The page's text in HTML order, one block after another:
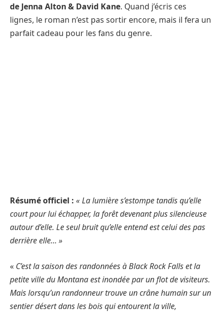
de Jenna Alton & David Kane. Quand j’écris ces
lignes, le roman n’est pas sortir encore, mais il fera un
parfait cadeau pour les fans du genre.
Résumé officiel : « La lumière s’estompe tandis qu’elle
court pour lui échapper, la forêt devenant plus silencieuse
autour d’elle. Le seul bruit qu’elle entend est celui des pas
derrière elle… »
« C’est la saison des randonnées à Black Rock Falls et la
petite ville du Montana est inondée par un flot de visiteurs.
Mais lorsqu’un randonneur trouve un crâne humain sur un
sentier désert dans les bois qui entourent la ville,